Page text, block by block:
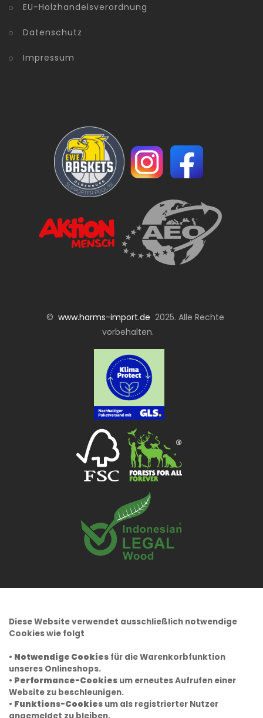
EU-Holzhandelsverordnung
Datenschutz
Impressum
© www.harms-import.de 2025. Alle Rechte
vorbehalten.
Diese Website verwendet ausschließlich notwendige
Cookies wie folgt
• Notwendige Cookies für die Warenkorbfunktion
unseres Onlineshops.
• Performance-Cookies um erneutes Aufrufen einer
Website zu beschleunigen.
• Funktions-Cookies um als registrierter Nutzer